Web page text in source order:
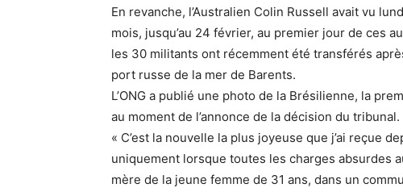
En revanche, l’Australien Colin Russell avait vu
mois, jusqu’au 24 février, au premier jour de ces
les 30 militants ont récemment été transférés
port russe de la mer de Barents.
L’ONG a publié une photo de la Brésilienne, la
au moment de l’annonce de la décision du tribunal.
« C’est la nouvelle la plus joyeuse que j’ai reçue
uniquement lorsque toutes les charges absurdes
mère de la jeune femme de 31 ans, dans un